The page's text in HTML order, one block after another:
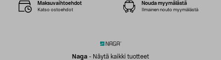
Naga - Näytä kaikki tuotteet
Maksuvaihtoehdot
Katso ostoehdot
Nouda myymälästä
Ilmainen nouto myymälästä